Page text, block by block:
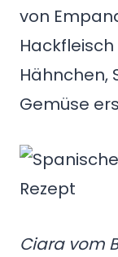
von
Hähnchen,
Gemüse
Ciara vom